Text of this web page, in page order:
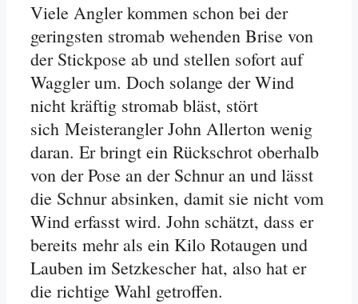
Viele Angler kommen schon bei der
geringsten stromab wehenden Brise von
der Stickpose ab und stellen sofort auf
Waggler um. Doch solange der Wind
nicht kräftig stromab bläst, stört
sich Meisterangler John Allerton wenig
daran. Er bringt ein Rückschrot oberhalb
von der Pose an der Schnur an und lässt
die Schnur absinken, damit sie nicht vom
Wind erfasst wird. John schätzt, dass er
bereits mehr als ein Kilo Rotaugen und
Lauben im Setzkescher hat, also hat er
die richtige Wahl getroffen.